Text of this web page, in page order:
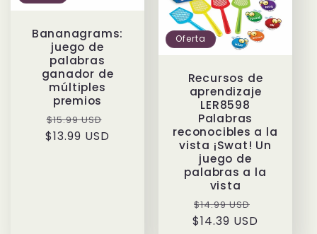
Bananagrams:
juego de
palabras
ganador de
múltiples
premios
Precio
habitual
$15.99 USD
$13.99 USD
Oferta
Recursos de
aprendizaje
LER8598
Palabras
reconocibles a la
vista ¡Swat! Un
juego de
palabras a la
vista
Precio
habitual
$14.99 USD
$14.39 USD